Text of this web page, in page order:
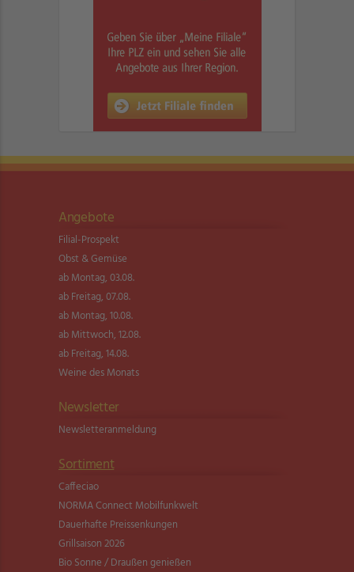
Angebote
Filial-Prospekt
Obst & Gemüse
ab Montag, 03.08.
ab Freitag, 07.08.
ab Montag, 10.08.
ab Mittwoch, 12.08.
ab Freitag, 14.08.
Weine des Monats
Newsletter
Newsletter­anmeldung
Sortiment
Caffeciao
NORMA Connect Mobilfunkwelt
Dauerhafte Preissenkungen
Grillsaison 2026
Bio Sonne / Draußen genießen